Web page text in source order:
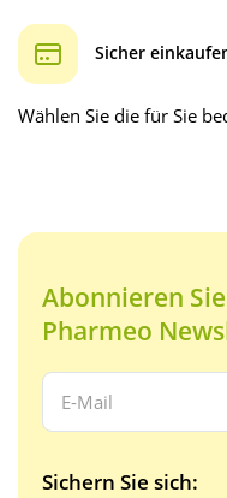
Sicher
Wählen Sie die für Sie
Abonnieren
Pharmeo
Ihre E-Mail Adresse:
Sichern Sie sich: